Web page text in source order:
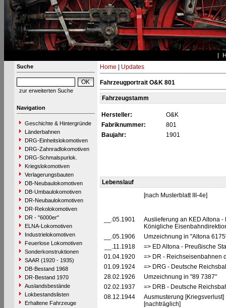
Suche
zur erweiterten Suche
Navigation
Geschichte & Hintergründe
Länderbahnen
DRG-Einheitslokomotiven
DRG-Zahnradlokomotiven
DRG-Schmalspurlok.
Kriegslokomotiven
Verlagerungsbauten
DB-Neubaulokomotiven
DB-Umbaulokomotiven
DR-Neubaulokomotiven
DR-Rekolokomotiven
DR - "6000er"
ELNA-Lokomotiven
Industrielokomotiven
Feuerlose Lokomotiven
Sonderkonstruktionen
SAAR (1920 - 1935)
DB-Bestand 1968
DR-Bestand 1970
Auslandsbestände
Lokbestandslisten
Erhaltene Fahrzeuge
Home Updates
Fahrzeugportrait O&K 801
Fahrzeugstamm
Hersteller:
O&K
Fabriknummer:
801
Baujahr:
1901
Lebenslauf
[nach Musterblatt III-4e]
__.05.1901
Auslieferung an KED Altona
Königliche
__.05.1906
Umzeichnung in "Altona
__.11.1918
=> ED Altona - Preußische
01.04.1920
=> DR - Reichseisenbahnen
01.09.1924
=> DRG - Deutsche
28.02.1926
Umzeichnung in "89 7387"
02.02.1937
=> DRB - Deutsche
08.12.1944
Ausmusterung [Kriegsverlust]
[nachträglich]